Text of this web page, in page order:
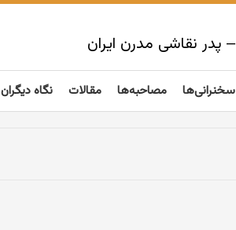
– پدر نقاشی مدرن ایران
سخنرانی‌ها مصاحبه‌ها مقالات نگاه دیگران